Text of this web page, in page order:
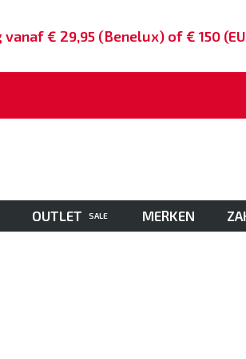
Achteraf betalen
OUTLET SALE MERKEN